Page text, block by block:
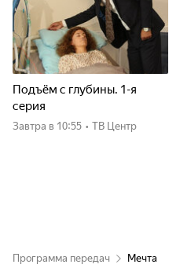
Подъём с глубины. 1-я
серия
Завтра в 10:55 • ТВ Центр
Программа передач Мечта